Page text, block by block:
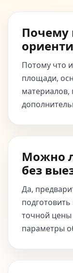
Почему
Потому что
площади,
материалов,
Можно
без
Да,
точной цены
параметры